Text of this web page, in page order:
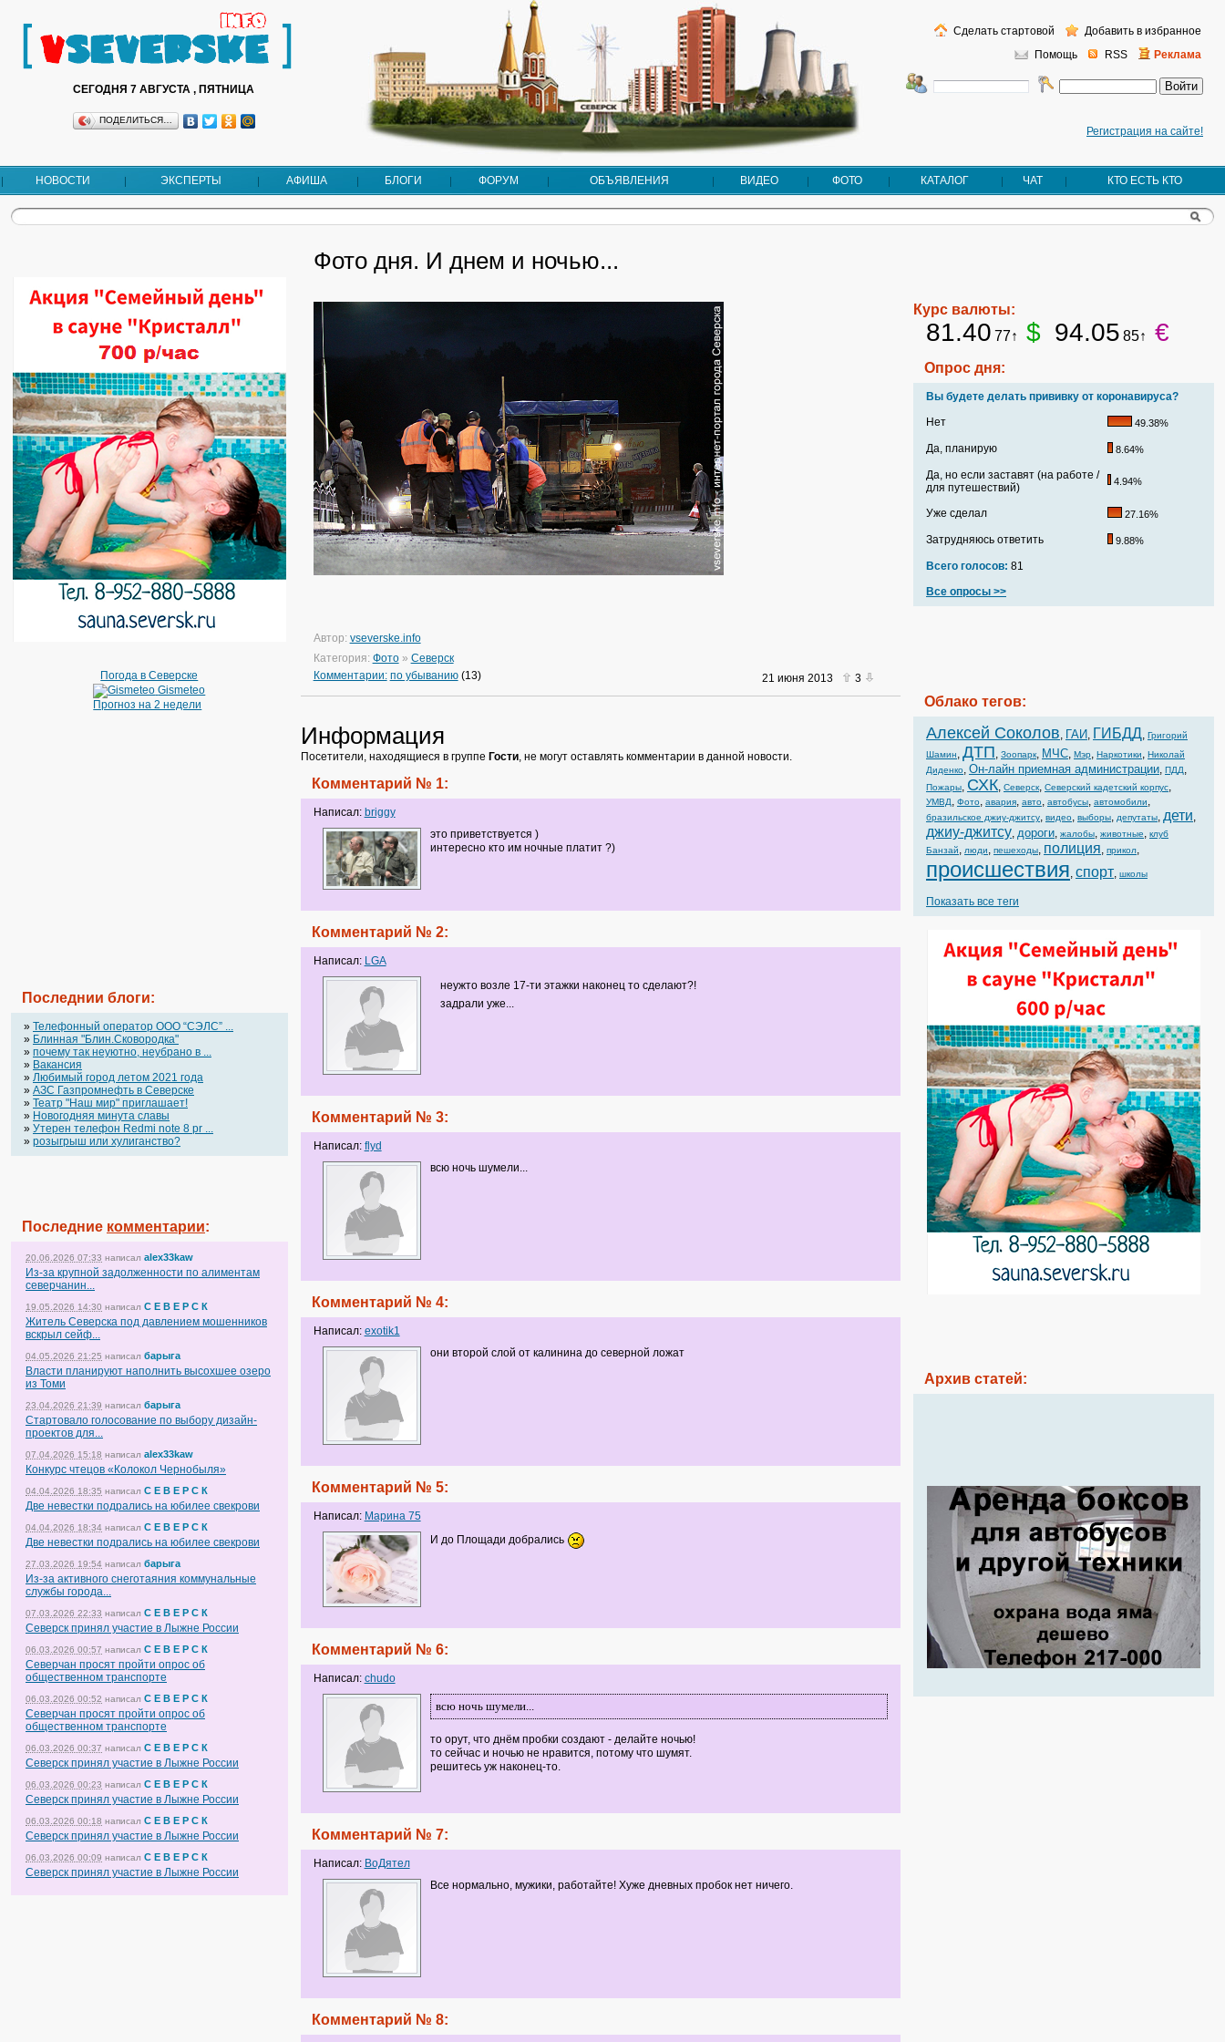
СЕГОДНЯ 7 АВГУСТА , ПЯТНИЦА
ПОДЕЛИТЬСЯ…
Регистрация на сайте!
Помощь RSS Реклама
Сделать стартовой Добавить в избранное
НОВОСТИ ЭКСПЕРТЫ АФИША БЛОГИ ФОРУМ ОБЪЯВЛЕНИЯ ВИДЕО ФОТО КАТАЛОГ ЧАТ КТО ЕСТЬ КТО
Погода в Северске
Gismeteo
Прогноз на 2 недели
Последнии блоги:
» Телефонный оператор OOO “СЭЛС” ...
» Блинная "Блин.Сковородка"
» почему так неуютно, неубрано в ...
» Вакансия
» Любимый город летом 2021 года
» АЗС Газпромнефть в Северске
» Театр "Наш мир" приглашает!
» Новогодняя минута славы
» Утерен телефон Redmi note 8 pr ...
» розыгрыш или хулиганство?
Последние комментарии:
20.06.2026 07:33 написал alex33kaw
Из-за крупной задолженности по алиментам
северчанин...
19.05.2026 14:30 написал С Е В Е Р С К
Житель Северска под давлением мошенников
вскрыл сейф...
04.05.2026 21:25 написал барыга
Власти планируют наполнить высохшее озеро
из Томи
23.04.2026 21:39 написал барыга
Стартовало голосование по выбору дизайн-
проектов для...
07.04.2026 15:18 написал alex33kaw
Конкурс чтецов «Колокол Чернобыля»
04.04.2026 18:35 написал С Е В Е Р С К
Две невестки подрались на юбилее свекрови
04.04.2026 18:34 написал С Е В Е Р С К
Две невестки подрались на юбилее свекрови
27.03.2026 19:54 написал барыга
Из-за активного снеготаяния коммунальные
службы города...
07.03.2026 22:33 написал С Е В Е Р С К
Северск принял участие в Лыжне России
06.03.2026 00:57 написал С Е В Е Р С К
Северчан просят пройти опрос об
общественном транспорте
06.03.2026 00:52 написал С Е В Е Р С К
Северчан просят пройти опрос об
общественном транспорте
06.03.2026 00:37 написал С Е В Е Р С К
Северск принял участие в Лыжне России
06.03.2026 00:23 написал С Е В Е Р С К
Северск принял участие в Лыжне России
06.03.2026 00:18 написал С Е В Е Р С К
Северск принял участие в Лыжне России
06.03.2026 00:09 написал С Е В Е Р С К
Северск принял участие в Лыжне России
Фото дня. И днем и ночью...
Автор: vseverske.info
Категория: Фото» Северск
Комментарии: по убыванию(13) 21 июня 2013 3
Информация
Посетители, находящиеся в группе Гости, не могут оставлять комментарии в данной новости.
Комментарий № 1:
Написал: briggy
это приветствуется )
интересно кто им ночные платит ?)
Комментарий № 2:
Написал: LGA
неужто возле 17-ти этажки наконец то сделают?!
задрали уже...
Комментарий № 3:
Написал: flyd
всю ночь шумели...
Комментарий № 4:
Написал: exotik1
они второй слой от калинина до северной ложат
Комментарий № 5:
Написал: Марина 75
И до Площади добрались
Комментарий № 6:
Написал: chudo
всю ночь шумели...
то орут, что днём пробки создают - делайте ночью!
то сейчас и ночью не нравится, потому что шумят.
решитесь уж наконец-то.
Комментарий № 7:
Написал: ВоДятел
Все нормально, мужики, работайте! Хуже дневных пробок нет ничего.
Комментарий № 8:
Курс валюты:
81.40 77↑ $ 94.05 85↑ €
Опрос дня:
Вы будете делать прививку от коронавируса?
Нет
49.38%
Да, планирую 8.64%
Да, но если заставят (на работе /
для путешествий)
4.94%
Уже сделал 27.16%
Затрудняюсь ответить 9.88%
Всего голосов: 81
Все опросы >>
Облако тегов:
Алексей Соколов, ГАИ, ГИБДД, Григорий
Шамин, ДТП, Зоопарк, МЧС, Мэр, Наркотики, Николай
Диденко, Он-лайн приемная администрации, ПДД,
Пожары, СХК, Северск, Северский кадетский корпус,
УМВД, Фото, авария, авто, автобусы, автомобили,
бразильское джиу-джитсу, видео, выборы, депутаты, дети,
джиу-джитсу, дороги, жалобы, животные, клуб
Банзай, люди, пешеходы, полиция, прикол,
происшествия, спорт, школы
Показать все теги
Архив статей: